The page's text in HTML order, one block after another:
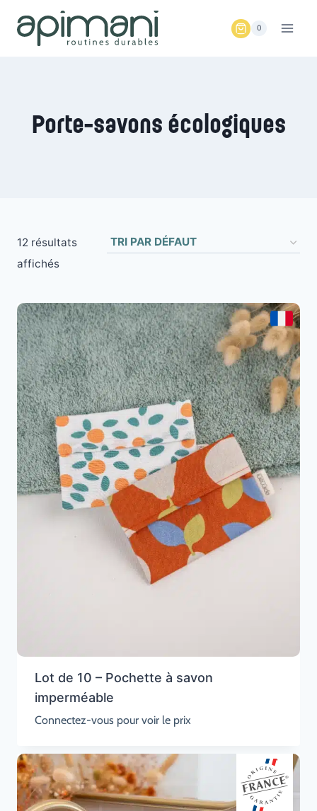
contenu
0
Porte-savons écologiques
12 résultats
affichés
Lot de 10 – Pochette à savon
imperméable
Connectez-vous pour voir le prix